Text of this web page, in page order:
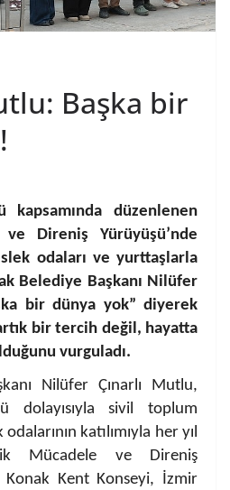
Başka bir
kapsamında düzenlenen
Direniş Yürüyüşü’nde
odaları ve yurttaşlarla
Belediye Başkanı Nilüfer
bir dünya yok” diyerek
bir tercih değil, hayatta
vurguladı.
Nilüfer Çınarlı Mutlu,
dolayısıyla sivil toplum
katılımıyla her yıl
Mücadele ve Direniş
Konak Kent Konseyi, İzmir